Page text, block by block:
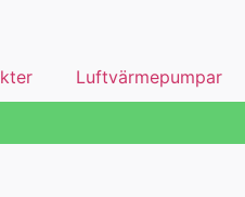
Luftvärmepumpar